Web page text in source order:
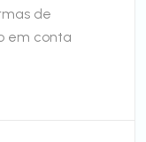
de
em conta